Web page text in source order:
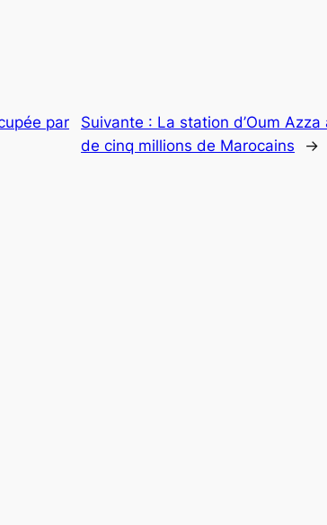
par
Suivante : La station d’Oum
de cinq millions de Marocains
→